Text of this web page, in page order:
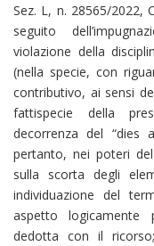
Sez. L, n. 28565/2022,
seguito
violazione della
(nella specie, con
contributivo, ai sensi
fattispecie della
decorrenza del “dies
pertanto, nei poteri
sulla scorta degli
individuazione del
aspetto logicamente
dedotta con il